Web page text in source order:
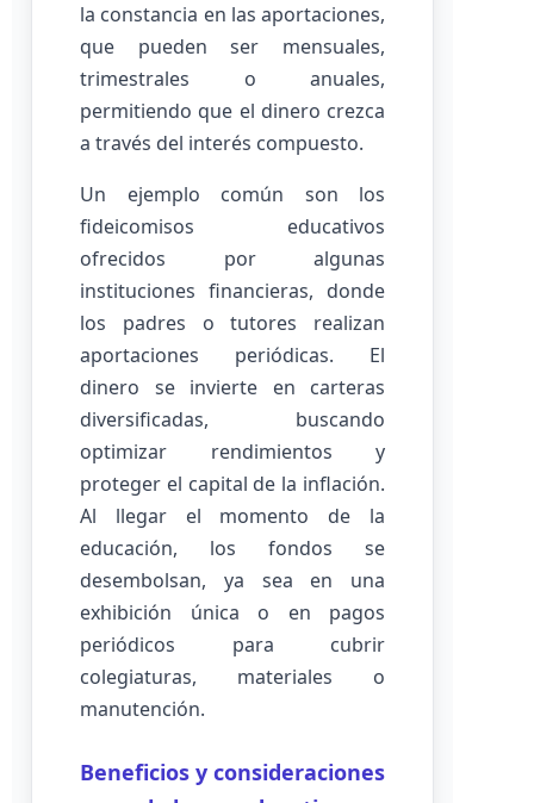
la constancia en las aportaciones,
que pueden ser mensuales,
trimestrales o anuales,
permitiendo que el dinero crezca
a través del interés compuesto.
Un ejemplo común son los
fideicomisos educativos
ofrecidos por algunas
instituciones financieras, donde
los padres o tutores realizan
aportaciones periódicas. El
dinero se invierte en carteras
diversificadas, buscando
optimizar rendimientos y
proteger el capital de la inflación.
Al llegar el momento de la
educación, los fondos se
desembolsan, ya sea en una
exhibición única o en pagos
periódicos para cubrir
colegiaturas, materiales o
manutención.
Beneficios y consideraciones